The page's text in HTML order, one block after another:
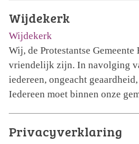
Wijdekerk
Wijdekerk
Wij, de Protestantse
vriendelijk zijn. In navolging
iedereen, ongeacht
Iedereen moet binnen onze
Privacyverklaring